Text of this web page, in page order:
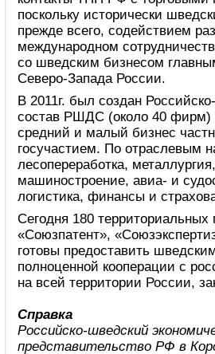
поскольку исторически
прежде всего, содействием
международном
со шведским бизнесом
Северо-Запада России.
В 2011г. был создан
состав РШДС (около 40 фирм)
средний и малый бизнес
госучастием. По отраслевым
лесопереработка,
машиностроение, авиа- и
логистика, финансы и
Сегодня 180
«Союзпатент»,
готовы предоставить
полноценной кооперации с
на всей территории России,
Справка
Российско-шведский
представительство РФ в